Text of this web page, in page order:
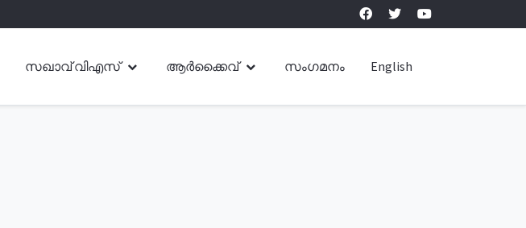
സഖാവ് വിഎസ് ആർക്കൈവ് സംഗമനം English